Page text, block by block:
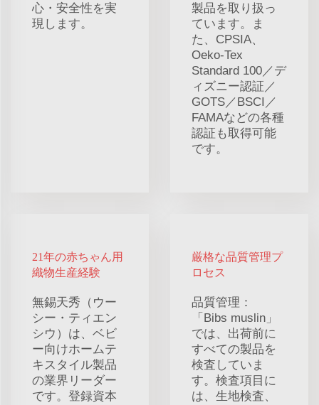
心・安全性を実
現します。
製品を取り扱っ
ています。ま
た、CPSIA、
Oeko-Tex
Standard 100／デ
ィズニー認証／
GOTS／BSCI／
FAMAなどの各種
認証も取得可能
です。
21年の赤ちゃん用
織物生産経験
無錫天秀（ウー
シー・ティエン
シウ）は、ベビ
ー向けホームテ
キスタイル製品
の業界リーダー
です。登録資本
厳格な品質管理プ
ロセス
品質管理：
「Bibs muslin」
では、出荷前に
すべての製品を
検査していま
す。検査項目に
は、生地検査、